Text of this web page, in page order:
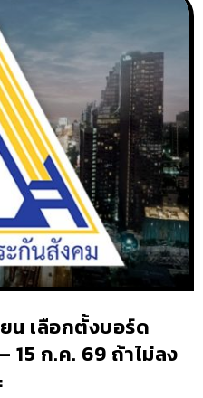
น เลือกตั้งบอร์ด
15 ก.ค. 69 ถ้าไม่ลง